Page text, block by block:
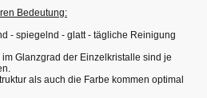
Bedeutung:
- glatt - tägliche Reinigung
der Einzelkristalle sind je
die Farbe kommen optimal